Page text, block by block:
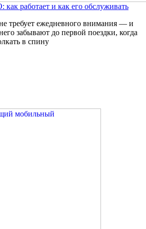
как работает и как его обслуживать
требует ежедневного внимания — и
забывают до первой поездки, когда
в спину